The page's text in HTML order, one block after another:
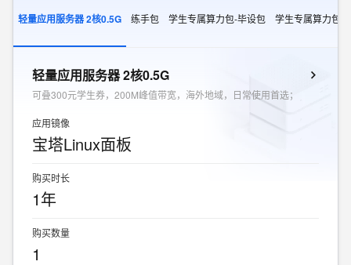
轻量应用服务器 2核0.5G 练手包 学生专属算力包-毕设包 学生专属算力包-
轻量应用服务器 2核0.5G
可叠300元学生券，200M峰值带宽，海外地域，日常使用首选；
应用镜像
宝塔Linux面板
购买时长
1年
购买数量
1